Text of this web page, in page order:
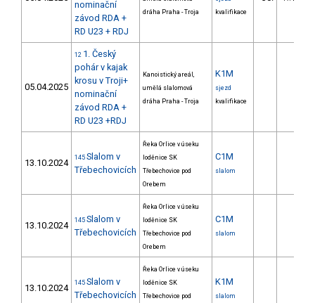
nominační
závod RDA +
RD U23 + RDJ
dráha Praha - Troja
kvalifikace
05.04.2025
12 1. Český
pohár v kajak
krosu v Troji+
nominační
závod RDA +
RD U23 +RDJ
Kanoistický areál,
umělá slalomová
dráha Praha - Troja
K1M
sjezd
kvalifikace
13.10.2024 145 Slalom v
Třebechovicích
Řeka Orlice v úseku
loděnice SK
Třebechovice pod
Orebem
C1M
slalom
13.10.2024 145 Slalom v
Třebechovicích
Řeka Orlice v úseku
loděnice SK
Třebechovice pod
Orebem
C1M
slalom
13.10.2024 145 Slalom v
Třebechovicích
Řeka Orlice v úseku
loděnice SK
Třebechovice pod
K1M
slalom